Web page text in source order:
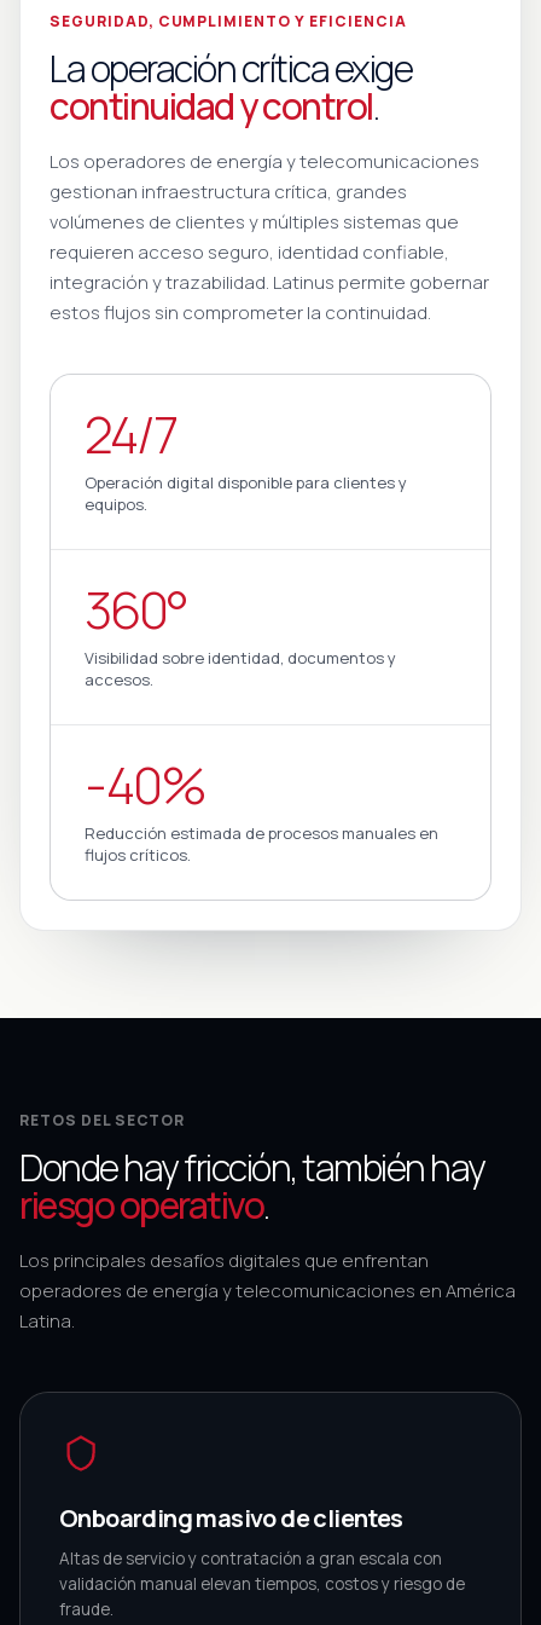
SEGURIDAD, CUMPLIMIENTO Y EFICIENCIA
La operación crítica exige
continuidad y control.
Los operadores de energía y telecomunicaciones
gestionan infraestructura crítica, grandes
volúmenes de clientes y múltiples sistemas que
requieren acceso seguro, identidad confiable,
integración y trazabilidad. Latinus permite gobernar
estos flujos sin comprometer la continuidad.
24/7
Operación digital disponible para clientes y
equipos.
360°
Visibilidad sobre identidad, documentos y
accesos.
-40%
Reducción estimada de procesos manuales en
flujos críticos.
RETOS DEL SECTOR
Donde hay fricción, también hay
riesgo operativo.
Los principales desafíos digitales que enfrentan
operadores de energía y telecomunicaciones en América
Latina.
Onboarding masivo de clientes
Altas de servicio y contratación a gran escala con
validación manual elevan tiempos, costos y riesgo de
fraude.